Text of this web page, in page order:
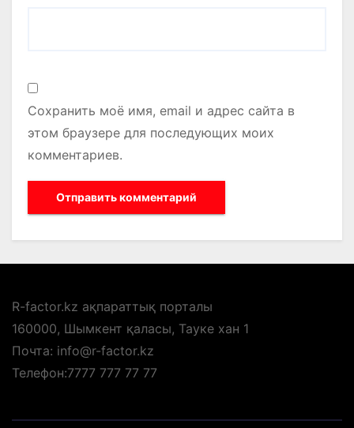
Сохранить моё имя, email и адрес сайта в
этом браузере для последующих моих
комментариев.
R-factor.kz ақпараттық порталы
160000, Шымкент қаласы, Тауке хан 1
Почта: info@r-factor.kz
Телефон:7777 777 77 77